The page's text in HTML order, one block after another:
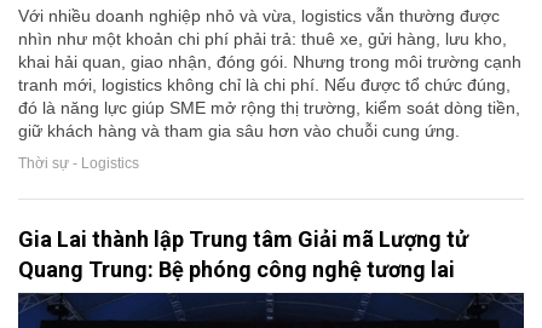
Với nhiều doanh nghiệp nhỏ và vừa, logistics vẫn thường được
nhìn như một khoản chi phí phải trả: thuê xe, gửi hàng, lưu kho,
khai hải quan, giao nhận, đóng gói. Nhưng trong môi trường cạnh
tranh mới, logistics không chỉ là chi phí. Nếu được tổ chức đúng,
đó là năng lực giúp SME mở rộng thị trường, kiểm soát dòng tiền,
giữ khách hàng và tham gia sâu hơn vào chuỗi cung ứng.
Thời sự - Logistics
Gia Lai thành lập Trung tâm Giải mã Lượng tử
Quang Trung: Bệ phóng công nghệ tương lai